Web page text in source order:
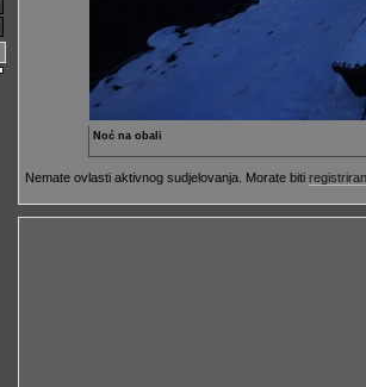
Noć na obali
Nemate ovlasti aktivnog sudjelovanja. Morate biti